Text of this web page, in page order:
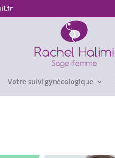
Votre suivi gynécologique